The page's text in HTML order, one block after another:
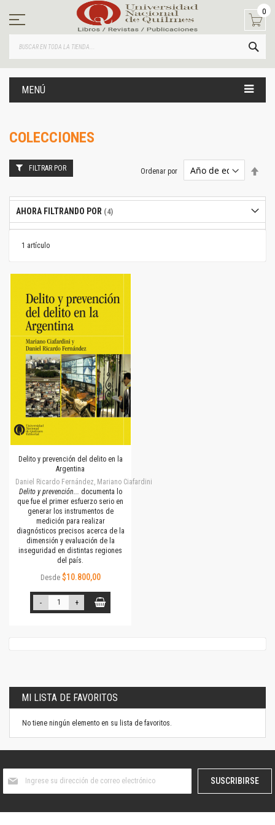
contenido
0
MENÚ
COLECCIONES
1 artículo
Ordenar por
Delito y prevención del delito en la
Argentina
Daniel Ricardo Fernández, Mariano Ciafardini
Delito y prevención...
documenta lo
que fue el primer esfuerzo serio en
generar los instrumentos de
medición para realizar
diagnósticos precisos acerca de la
dimensión y evaluación de la
inseguridad en distintas regiones
del país.
Desde $10.800,00
- +
FILTRAR POR
AHORA FILTRANDO POR
MI LISTA DE FAVORITOS
No tiene ningún elemento en su lista de favoritos.
boletín
SUSCRIBIRSE